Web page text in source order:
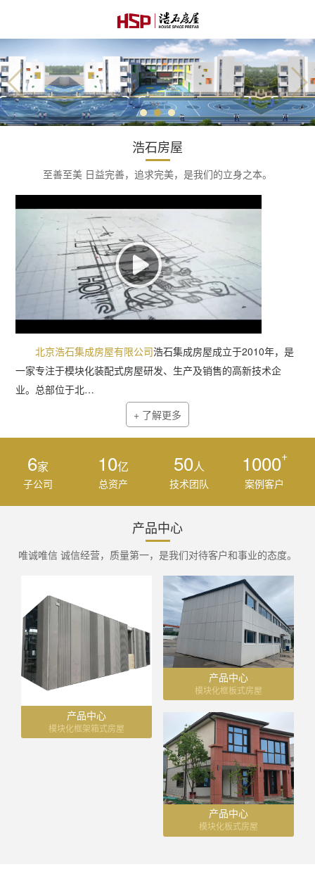
浩石房屋
至善至美 日益完善，追求完美，是我们的立身之本。
北京浩石集成房屋有限公司浩石集成房屋成立于2010年，是
一家专注于模块化装配式房屋研发、生产及销售的高新技术企
业。总部位于北…
+ 了解更多
6家
子公司
10亿
总资产
50人
技术团队
1000+
案例客户
产品中心
唯诚唯信 诚信经营，质量第一，是我们对待客户和事业的态度。
产品中心
模块化框架箱式房屋
产品中心
模块化框板式房屋
产品中心
模块化板式房屋